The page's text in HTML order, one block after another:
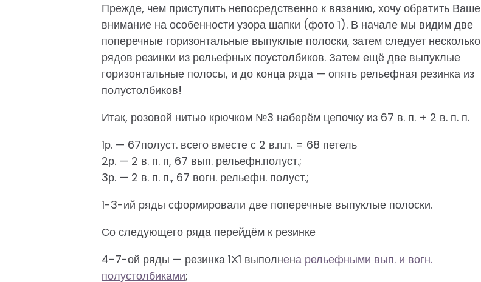
Прежде, чем приступить непосредственно к вязанию, хочу обратить Ваше
внимание на особенности узора шапки (фото 1). В начале мы видим две
поперечные горизонтальные выпуклые полоски, затем следует несколько
рядов резинки из рельефных поустолбиков. Затем ещё две выпуклые
горизонтальные полосы, и до конца ряда — опять рельефная резинка из
полустолбиков!
Итак, розовой нитью крючком №3 наберём цепочку из 67 в. п. + 2 в. п. п.
1р. — 67полуст. всего вместе с 2 в.п.п. = 68 петель
2р. — 2 в. п. п, 67 вып. рельефн.полуст.;
3р. — 2 в. п. п., 67 вогн. рельефн. полуст.;
1-3-ий ряды сформировали две поперечные выпуклые полоски.
Со следующего ряда перейдём к резинке
4-7-ой ряды — резинка 1Х1 выполнена рельефными вып. и вогн.
полустолбиками;